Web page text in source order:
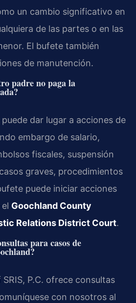
un cambio significativo en
de las partes o en las
El bufete también
de manutención.
padre no paga la
dar lugar a acciones de
embargo de salario,
fiscales, suspensión
graves, procedimientos
puede iniciar acciones
Goochland County
Relations District Court.
para casos de
P.C. ofrece consultas
con nosotros al